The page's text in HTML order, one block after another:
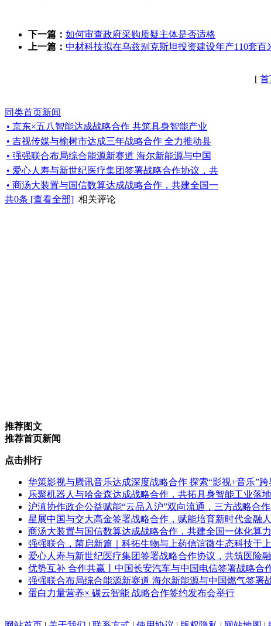
下一篇： 如何审查政府采购质疑主体是否适格
上一篇： 中材科技拟在乌兹别克斯坦投资建设年产110套百
[ 首
同类首页新闻
• 京东×五八智能达成战略合作 共筑具身智能产业
• 吉视传媒与榆树市达成三年战略合作 全力推动县
• 强强联合布局综合能源新赛道 海尔新能源与中国
• 爱心人寿与新世纪医疗集团签署战略合作协议，共
• 商汤大装置与国信数算达成战略合作，共建全国一
共0条 [查看全部] 相关评论
推荐图文
推荐首页新闻
点击排行
华策影视与腾讯音乐达成深度战略合作 探索“影视+音乐”
乐聚机器人与哈金森达成战略合作，共拓具身智能工业落
沪滇协作政企公益赋能“云品入沪”双向流通，三方战略合
星展中国与交大高金签署战略合作，赋能培育新时代金融
商汤大装置与国信数算达成战略合作，共建全国一体化算
强强联合，菌启新篇｜科拓生物与上药信谊微生态科技于
爱心人寿与新世纪医疗集团签署战略合作协议，共筑医险
优势互补 合作共赢丨中国长安汽车与中国电信签署战略合
强强联合布局综合能源新赛道 海尔新能源与中国燃气签署
蛋白力量营养× 碳云智能 战略合作签约发布会举行